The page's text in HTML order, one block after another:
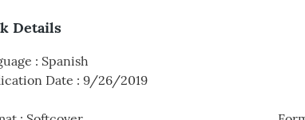
Details
: Spanish
Date : 9/26/2019